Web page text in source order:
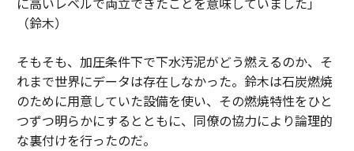
（鈴木）
そもそも、加圧条件下で下水汚泥がどう燃えるのか、そ
れまで世界にデータは存在しなかった。鈴木は石炭燃焼
のために用意していた設備を使い、その燃焼特性をひと
つずつ明らかにするとともに、同僚の協力により論理的
な裏付けを行ったのだ。